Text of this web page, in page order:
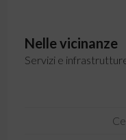
Nelle vicinanze
Servizi e